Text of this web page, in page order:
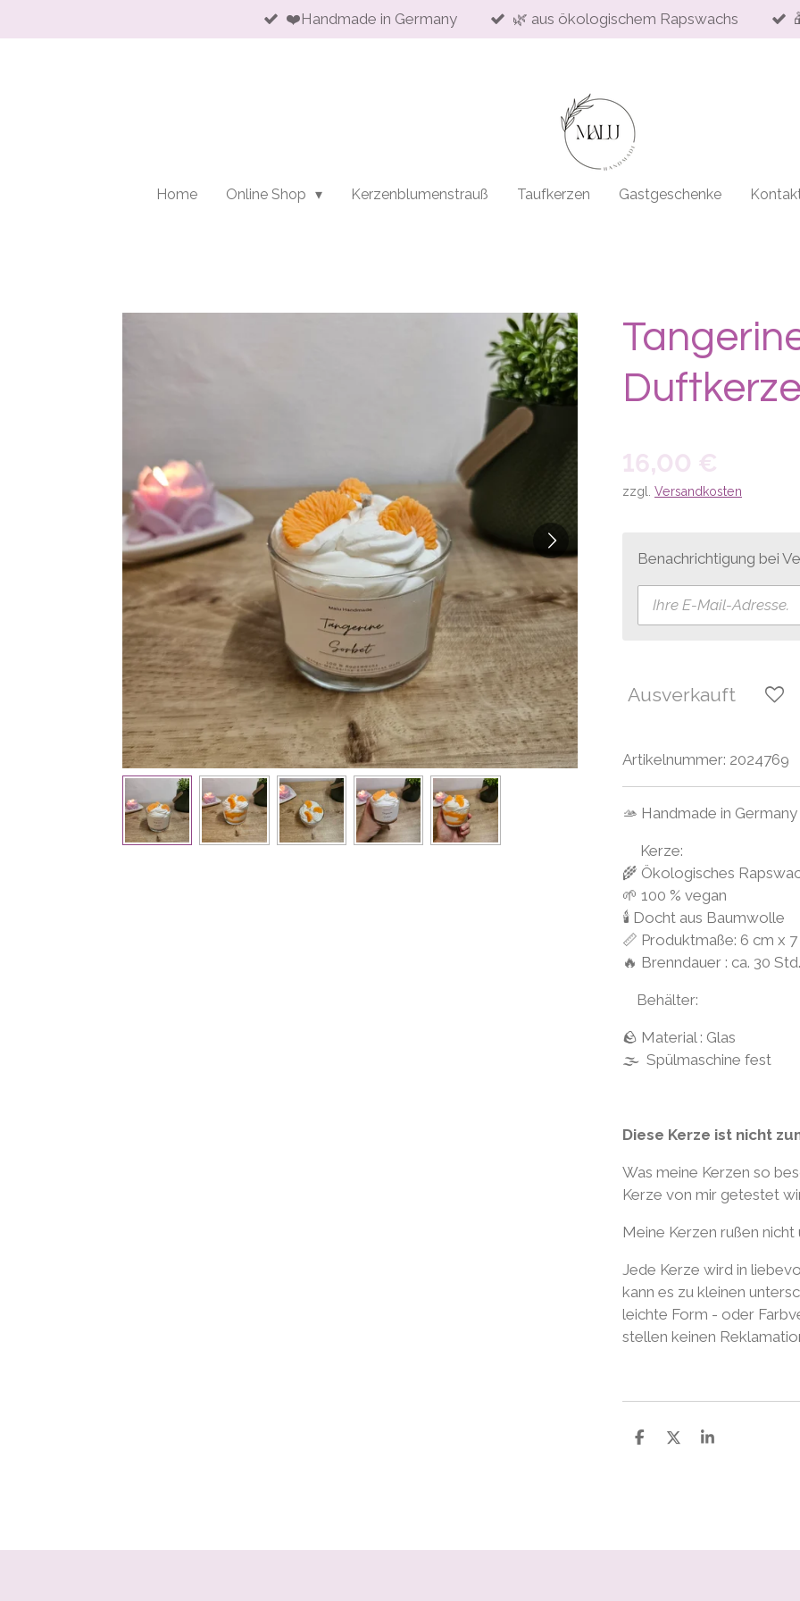
Hauptinhalt
❤️Handmade in Germany 🌿 aus ökologischem Rapswachs
Home Online Shop Kerzenblumenstrauß Taufkerzen Gastgeschenke
Duftkerze
16,00 €
zzgl. Versandkosten
Benachrichtigung bei
Ausverkauft
Artikelnummer: 2024769
🫴 Handmade in Germany
Kerze:
🌾 Ökologisches
🌱 100 % vegan
🕯 Docht aus Baumwolle
📏 Produktmaße: 6 cm x
🔥 Brenndauer : ca. 30 Std.
Behälter:
🪨 Material : Glas
🌫 Spülmaschine fest
Diese Kerze ist nicht
Was meine Kerzen so
Kerze von mir getestet
Meine Kerzen rußen
Jede Kerze wird in
kann es zu kleinen
leichte Form - oder
stellen keinen
T
T
T